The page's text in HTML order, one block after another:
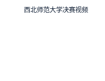
西北师范大学决赛视频